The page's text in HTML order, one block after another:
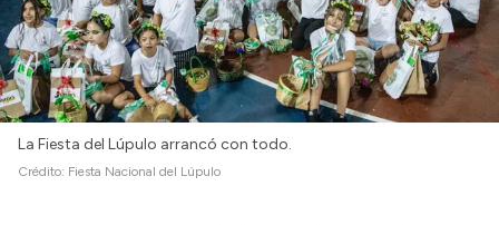
La Fiesta del Lúpulo arrancó con todo.
Crédito: Fiesta Nacional del Lúpulo